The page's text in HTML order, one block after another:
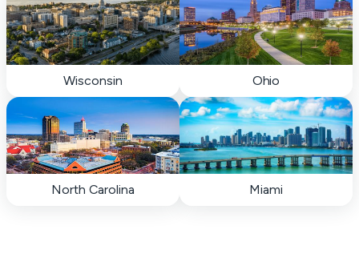
Wisconsin Ohio
North Carolina Miami